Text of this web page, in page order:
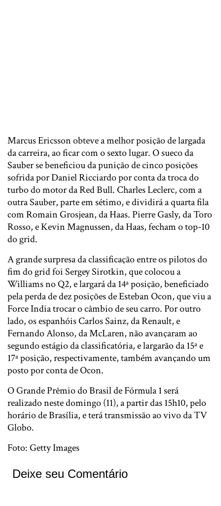
Marcus Ericsson obteve a melhor posição de largada
da carreira, ao ficar com o sexto lugar. O sueco da
Sauber se beneficiou da punição de cinco posições
sofrida por Daniel Ricciardo por conta da troca do
turbo do motor da Red Bull. Charles Leclerc, com a
outra Sauber, parte em sétimo, e dividirá a quarta fila
com Romain Grosjean, da Haas. Pierre Gasly, da Toro
Rosso, e Kevin Magnussen, da Haas, fecham o top-10
do grid.
A grande surpresa da classificação entre os pilotos do
fim do grid foi Sergey Sirotkin, que colocou a
Williams no Q2, e largará da 14ª posição, beneficiado
pela perda de dez posições de Esteban Ocon, que viu a
Force India trocar o câmbio de seu carro. Por outro
lado, os espanhóis Carlos Sainz, da Renault, e
Fernando Alonso, da McLaren, não avançaram ao
segundo estágio da classificatória, e largarão da 15ª e
17ª posição, respectivamente, também avançando um
posto por conta de Ocon.
O Grande Prêmio do Brasil de Fórmula 1 será
realizado neste domingo (11), a partir das 15h10, pelo
horário de Brasília, e terá transmissão ao vivo da TV
Globo.
Foto: Getty Images
Deixe seu Comentário